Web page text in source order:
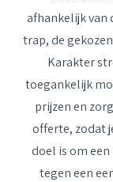
afhankelijk van
trap, de
Karakter
toegankelijk
prijzen en
offerte, zodat
doel is om
tegen een